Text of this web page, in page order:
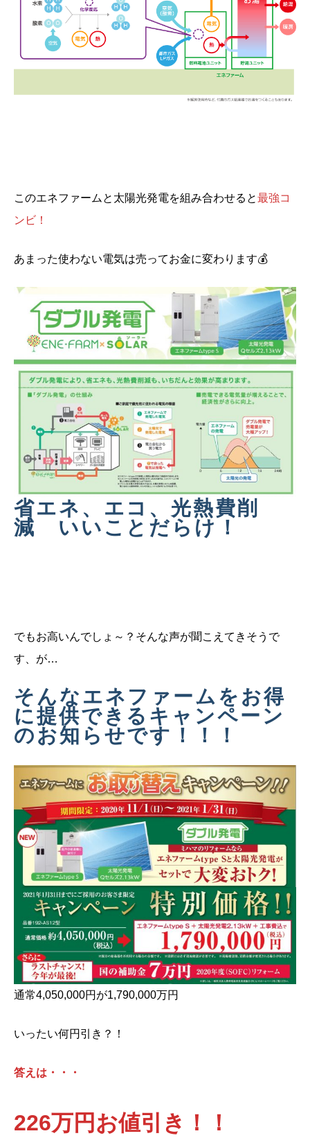
このエネファームと太陽光発電を組み合わせると最強コ
ンビ！
あまった使わない電気は売ってお金に変わります💰
省エネ、エコ、光熱費削
減 いいことだらけ！
でもお高いんでしょ～？そんな声が聞こえてきそうで
す、が…
そんなエネファームをお得
に提供できるキャンペーン
のお知らせです！！！
通常4,050,000円が1,790,000万円
いったい何円引き？！
答えは・・・
226万円お値引き ！！